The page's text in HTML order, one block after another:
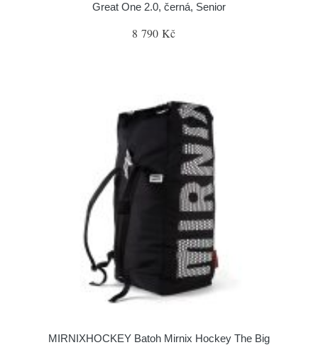
Great One 2.0, černá, Senior
8 790 Kč
MIRNIXHOCKEY Batoh Mirnix Hockey The Big